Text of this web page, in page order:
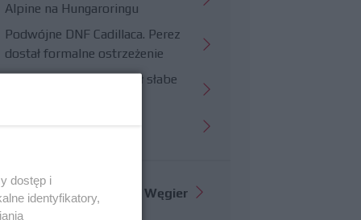
Alpine na Hungaroringu
Podwójne DNF Cadillaca. Perez
dostał formalne ostrzeżenie
Hungaroring potwierdził słabe
Więcej informacji o GP Węgier
dostęp i
identyfikatory,